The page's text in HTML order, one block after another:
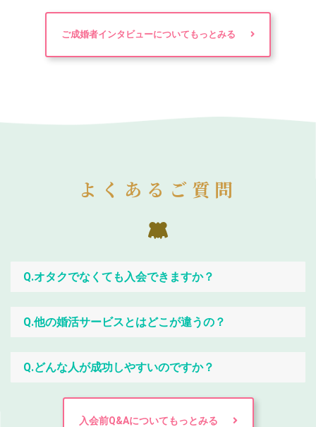
ご成婚者インタビューについてもっとみる
よくあるご質問
Q.オタクでなくても入会できますか？
Q.他の婚活サービスとはどこが違うの？
Q.どんな人が成功しやすいのですか？
入会前Q&Aについてもっとみる